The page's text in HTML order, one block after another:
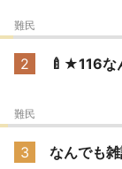
難民
2 🍼★116な
難民
3 なんでも